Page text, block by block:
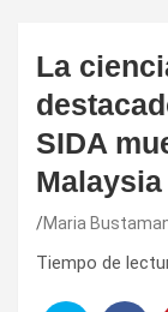
La
SIDA
Maria
Tiempo de